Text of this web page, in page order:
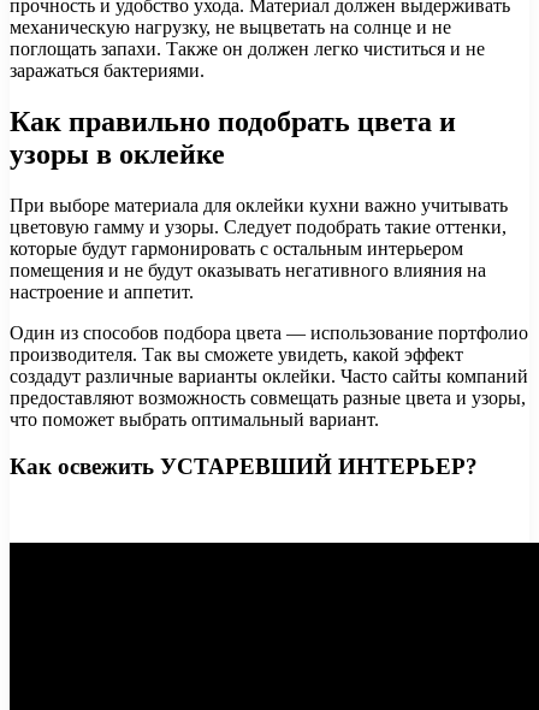
прочность и удобство ухода. Материал должен выдерживать
механическую нагрузку, не выцветать на солнце и не
поглощать запахи. Также он должен легко чиститься и не
заражаться бактериями.
Как правильно подобрать цвета и
узоры в оклейке
При выборе материала для оклейки кухни важно учитывать
цветовую гамму и узоры. Следует подобрать такие оттенки,
которые будут гармонировать с остальным интерьером
помещения и не будут оказывать негативного влияния на
настроение и аппетит.
Один из способов подбора цвета — использование портфолио
производителя. Так вы сможете увидеть, какой эффект
создадут различные варианты оклейки. Часто сайты компаний
предоставляют возможность совмещать разные цвета и узоры,
что поможет выбрать оптимальный вариант.
Как освежить УСТАРЕВШИЙ ИНТЕРЬЕР?